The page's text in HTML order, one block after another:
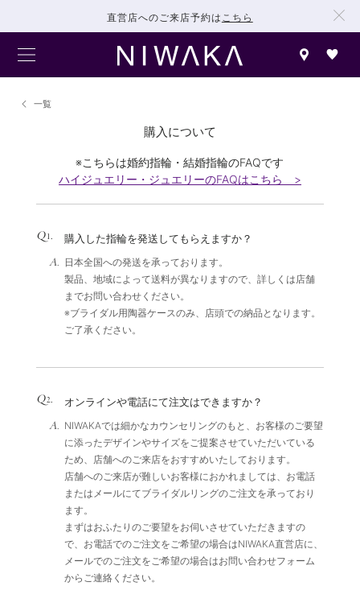
直営店へのご来店予約は こちら
一覧
購入について
※こちらは婚約指輪・結婚指輪のFAQです
ハイジュエリー・ジュエリーのFAQはこちら >
Q 1. 購入した指輪を発送してもらえますか？
A.
日本全国への発送を承っております。
製品、地域によって送料が異なりますので、詳しくは店舗
までお問い合わせください。
※ブライダル用陶器ケースのみ、店頭での納品となります。
ご了承ください。
Q2. オンラインや電話にて注文はできますか？
A. NIWAKAでは細かなカウンセリングのもと、お客様のご要望
に添ったデザインやサイズをご提案させていただいている
ため、店舗へのご来店をおすすめいたしております。
店舗へのご来店が難しいお客様におかれましては、お電話
またはメールにてブライダルリングのご注文を承っており
ます。
まずはおふたりのご要望をお伺いさせていただきますの
で、お電話でのご注文をご希望の場合はNIWAKA直営店に、
メールでのご注文をご希望の場合はお問い合わせフォーム
からご連絡ください。